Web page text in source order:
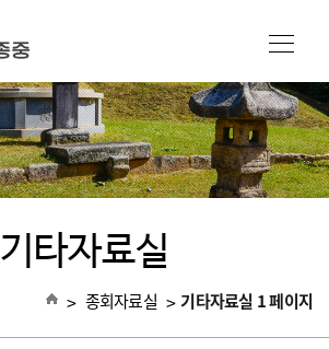
기타자료실
> 종회자료실 > 기타자료실 1 페이지